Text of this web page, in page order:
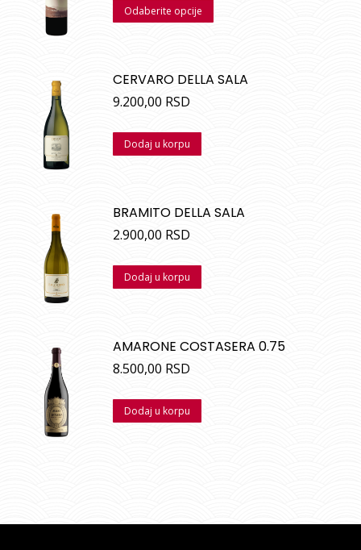
Odaberite opcije
CERVARO DELLA SALA
9.200,00 RSD
Dodaj u korpu
BRAMITO DELLA SALA
2.900,00 RSD
Dodaj u korpu
AMARONE COSTASERA 0.75
8.500,00 RSD
Dodaj u korpu